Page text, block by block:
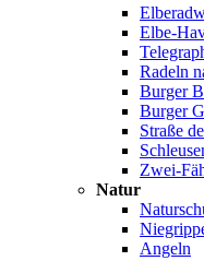
Elbe-
Radeln
Burger
Burger
Straße
Zwei-
Natur
Angeln